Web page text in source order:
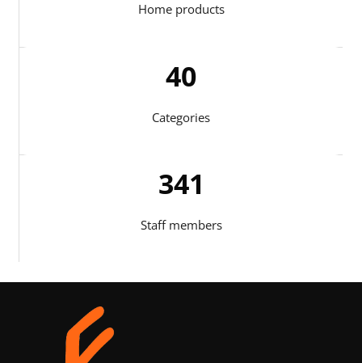
Home products
41
Categories
344
Staff members